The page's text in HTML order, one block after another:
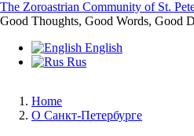
Skip
to
content
The Zoroastrian Community of St.
Good Thoughts, Good Words, Good
English
Rus
Breadcrumb
Home
O Санкт-Петербурге